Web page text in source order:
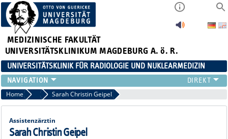
MEDIZINISCHE FAKULTÄT
UNIVERSITÄTSKLINIKUM MAGDEBURG A. ö. R.
UNIVERSITÄTSKLINIK FÜR RADIOLOGIE UND NUKLEARMEDIZIN
RADIOLOGIE
NUKLEARMEDIZIN
MIKROTHERAPIE
TEAM
Home Assistenzärzte
Sarah Christin Geipel
Assistenzärztin
Sarah Christin Geipel